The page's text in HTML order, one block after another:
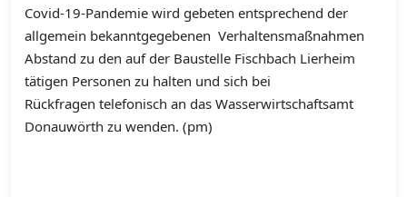
Covid-19-Pandemie wird gebeten entsprechend der
allgemein bekanntgegebenen Verhaltensmaßnahmen
Abstand zu den auf der Baustelle Fischbach Lierheim
tätigen Personen zu halten und sich bei
Rückfragen telefonisch an das Wasserwirtschaftsamt
Donauwörth zu wenden. (pm)